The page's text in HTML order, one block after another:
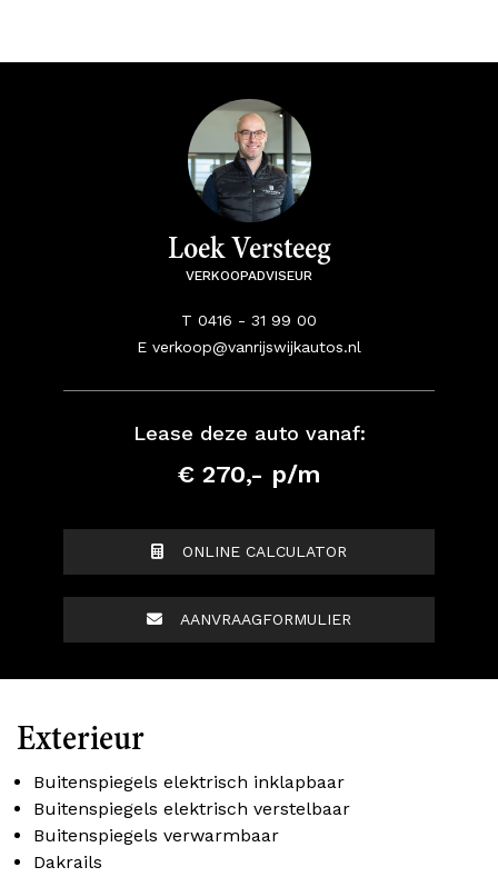
Loek Versteeg
VERKOOPADVISEUR
T 0416 - 31 99 00
E verkoop@vanrijswijkautos.nl
Lease deze auto vanaf:
€ 270,- p/m
ONLINE CALCULATOR
AANVRAAGFORMULIER
Exterieur
Buitenspiegels elektrisch inklapbaar
Buitenspiegels elektrisch verstelbaar
Buitenspiegels verwarmbaar
Dakrails